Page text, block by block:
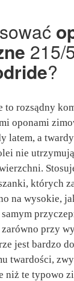
215/
?
to rozsądny
oponami
latem, a
nie
których
na wysokie,
przy
jest bardzo
twardości,
niż te typowo